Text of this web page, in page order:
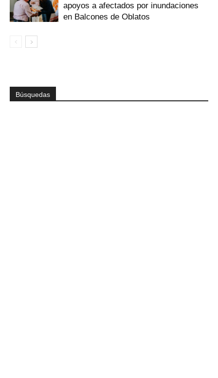
apoyos a afectados por inundaciones
en Balcones de Oblatos
Búsquedas